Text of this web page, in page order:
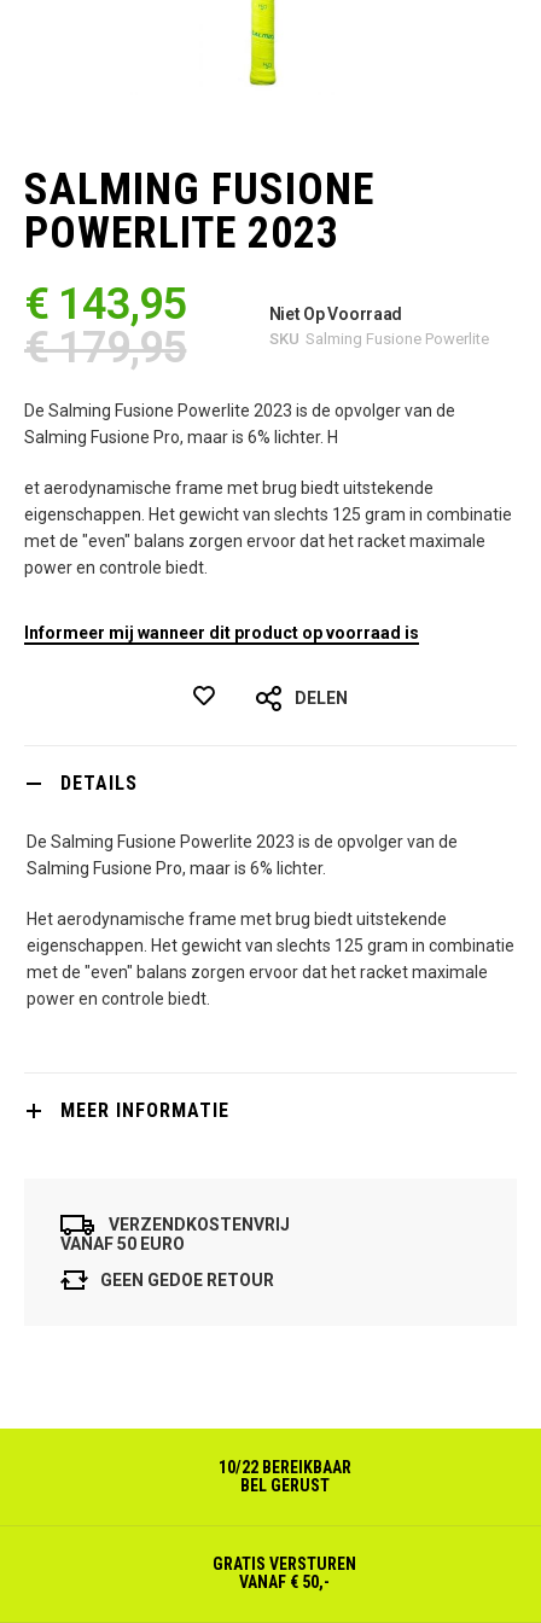
begin
van
de
afbeeldingen-
SALMING FUSIONE
POWERLITE 2023
€ 143,95
€ 179,95
Niet Op Voorraad
SKU Salming Fusione Powerlite
De Salming Fusione Powerlite 2023 is de opvolger van de
Salming Fusione Pro, maar is 6% lichter. H
et aerodynamische frame met brug biedt uitstekende
eigenschappen. Het gewicht van slechts 125 gram in combinatie
met de "even" balans zorgen ervoor dat het racket maximale
power en controle biedt.
Informeer mij wanneer dit product op voorraad is
DELEN
DETAILS
De Salming Fusione Powerlite 2023 is de opvolger van de
Salming Fusione Pro, maar is 6% lichter.
Het aerodynamische frame met brug biedt uitstekende
eigenschappen. Het gewicht van slechts 125 gram in combinatie
met de "even" balans zorgen ervoor dat het racket maximale
power en controle biedt.
MEER INFORMATIE
VERZENDKOSTENVRIJ
VANAF 50 EURO
GEEN GEDOE RETOUR
10/22 BEREIKBAAR
BEL GERUST
GRATIS VERSTUREN
VANAF € 50,-